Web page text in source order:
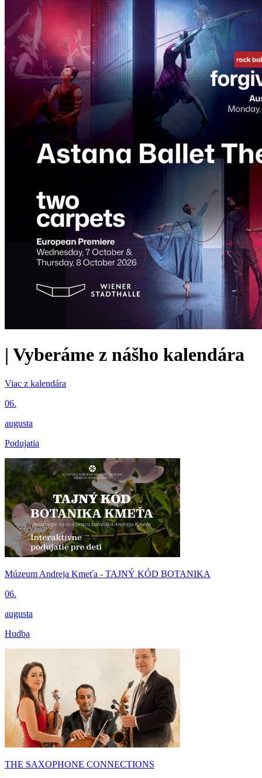
| Vyberáme z nášho kalendára
Viac z kalendára
06.
augusta
Podujatia
Múzeum Andreja Kmeťa - TAJNÝ KÓD BOTANIKA
06.
augusta
Hudba
THE SAXOPHONE CONNECTIONS